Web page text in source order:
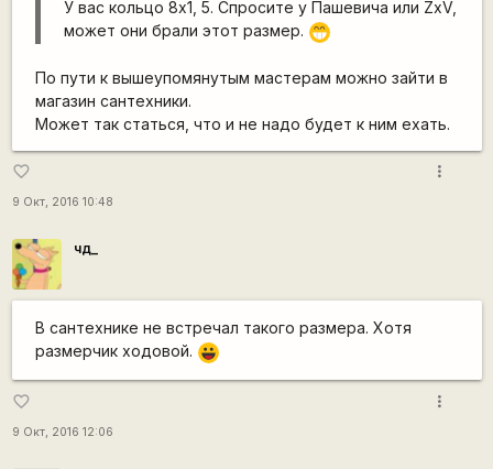
У вас кольцо 8x1, 5. Спросите у Пашевича или ZxV,
может они брали этот размер. ;D
По пути к вышеупомянутым мастерам можно зайти в
магазин сантехники.
Может так статься, что и не надо будет к ним ехать.
favorite_border
9 Окт, 2016 10:48
more_vert
чд_
В сантехнике не встречал такого размера. Хотя
размерчик ходовой. |-))
favorite_border
9 Окт, 2016 12:06
more_vert